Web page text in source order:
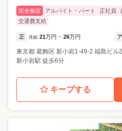
完全個室 アルバイト・パート 正社員
交通費支給
正 月給 21万円 ~ 26万円 ア
東京都 葛飾区 新小岩1-49-2 福島ビル
新小岩駅 徒歩6分
キープする